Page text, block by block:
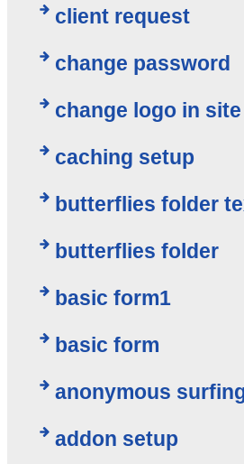
client request
change password
change logo in
caching setup
butterflies folder
butterflies folder
basic form1
basic form
anonymous
addon setup